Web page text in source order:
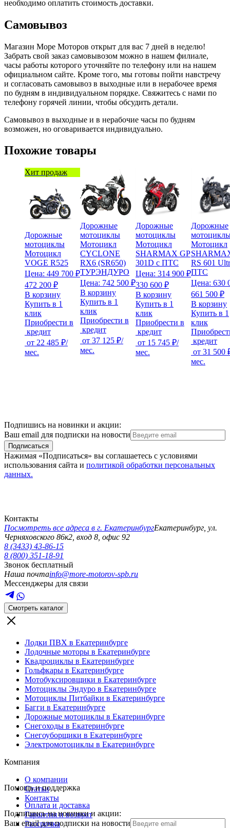
необходимо оплатить стоимость доставки.
Самовывоз
Магазин Море Моторов открыт для вас 7 дней в неделю!
Забрать свой заказ самовывозом можно в нашем филиале,
часы работы которого уточняйте по телефону или на нашем
официальном сайте. Кроме того, мы готовы пойти навстречу
и согласовать самовывоз в выходные или в нерабочее время
по будням в индивидуальном порядке. Свяжитесь с нами по
телефону горячей линии, чтобы обсудить детали.
Самовывоз в выходные и в нерабочие часы по будням
возможен, но оговаривается индивидуально.
Похожие товары
Хит продаж
Дорожные
мотоциклы
Мотоцикл
VOGE R525
Цена: 449 700 ₽
472 200 ₽
В корзину
Купить в 1
клик
Приобрести в
кредит
от 22 485 ₽/
мес.
Дорожные
мотоциклы
Мотоцикл
CYCLONE
RX6 (SR650)
ТУРЭНДУРО
Цена: 742 500 ₽
В корзину
Купить в 1
клик
Приобрести в
кредит
от 37 125 ₽/
мес.
Дорожные
мотоциклы
Мотоцикл
SHARMAX GP
301D с ПТС
Цена: 314 900 ₽
330 600 ₽
В корзину
Купить в 1
клик
Приобрести в
кредит
от 15 745 ₽/
мес.
Дорожные
Мотоцикл
RS 601
ПТС
Цена: 630
661 500 ₽
В корзину
Купить в 1
клик
кредит
от 31 500
мес.
Подпишись на новинки и акции:
Ваш email для подписки на новости
Подписаться
Нажимая «Подписаться» вы соглашаетесь с условиями
использования сайта и политикой обработки персональных
данных.
Контакты
Посмотреть все адреса в г. ЕкатеринбургЕкатеринбург ул.
Черняховского 86к2, вход 8, офис 92
8 (3433) 43-86-15
8 (800) 351-18-91
Звонок бесплатный
Наша почтаinfo@more-motorov-spb.ru
Мессенджеры для связи
Смотреть каталог
Лодки ПВХ в Екатеринбурге
Лодочные моторы в Екатеринбурге
Квадроциклы в Екатеринбурге
Гольфкары в Екатеринбурге
Мотобуксировщики в Екатеринбурге
Мотоциклы Эндуро в Екатеринбурге
Мотоциклы Питбайки в Екатеринбурге
Багги в Екатеринбурге
Дорожные мотоциклы в Екатеринбурге
Снегоходы в Екатеринбурге
Снегоуборщики в Екатеринбурге
Электромотоциклы в Екатеринбурге
Компания
О компании
Статьи
Контакты
Помощь и поддержка
Оплата и доставка
Гарантия и возврат
Рассрочка
Подпишись на новинки и акции:
Ваш email для подписки на новости